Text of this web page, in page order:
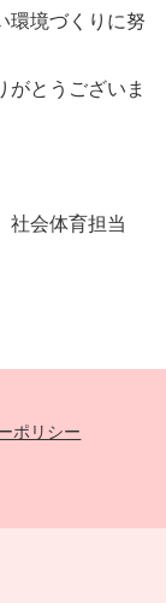
環境づくりに努
とうございま
会体育担当
ポリシー